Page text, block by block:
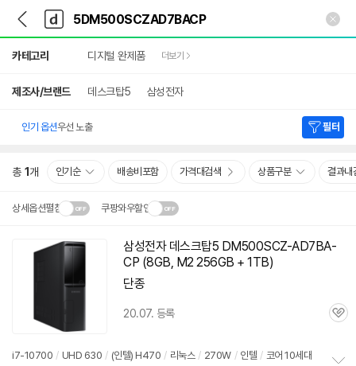
다
나
와
가
기
다
와
메
인
카테고리 디지털 완제품 더보기
제조사/브랜드 데스크탑5 삼성전자
인기 옵션우선 노출 필터
총 1 개 인기순 배송비포함 가격대검색 상품구분 결과내
상세옵션펼침 쿠팡와우할인
설치 환경·지역에 따라
배송·설치비가 달라집니다.닫
기
삼성전자 데스크탑5 DM500SCZ-AD7BA-
CP (8GB, M2 256GB + 1TB)
단종
20.07. 등록
관
i7-10700 / UHD 630 / (인텔) H470 / 리눅스 / 270W / 인텔 / 코어 10세대